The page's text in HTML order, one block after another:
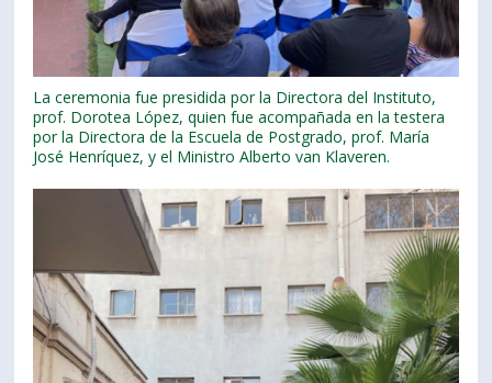
La ceremonia fue presidida por la Directora del Instituto,
prof. Dorotea López, quien fue acompañada en la testera
por la Directora de la Escuela de Postgrado, prof. María
José Henríquez, y el Ministro Alberto van Klaveren.